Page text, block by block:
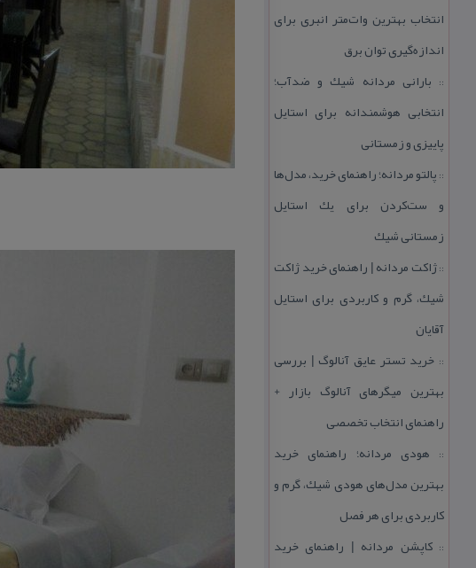
انتخاب بهترین وات‌متر انبری برای
اندازه‌گیری توان برق
:: بارانی مردانه شیك و ضدآب؛
انتخابی هوشمندانه برای استایل
پاییزی و زمستانی
:: پالتو مردانه؛ راهنمای خرید، مدل‌ها
و ست‌كردن برای یك استایل
زمستانی شیك
::ژاكت مردانه | راهنمای خرید ژاكت
شیك، گرم و كاربردی برای استایل
آقایان
:: خرید تستر عایق آنالوگ | بررسی
بهترین میگرهای آنالوگ بازار +
راهنمای انتخاب تخصصی
:: هودی مردانه؛ راهنمای خرید
بهترین مدل‌های هودی شیك، گرم و
كاربردی برای هر فصل
::كاپشن مردانه | راهنمای خرید